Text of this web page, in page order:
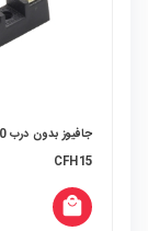
CFH15
local_mall